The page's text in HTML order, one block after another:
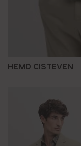
HEMD CISTEVEN